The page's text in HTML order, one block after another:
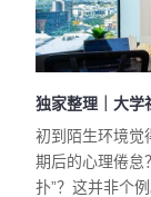
独家整理｜大学
初到陌生环境觉
期后的心理倦怠
扑”？这并非个例